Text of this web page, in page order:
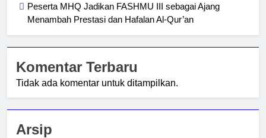
Peserta MHQ Jadikan FASHMU III sebagai Ajang
Menambah Prestasi dan Hafalan Al-Qur’an
Komentar Terbaru
Tidak ada komentar untuk ditampilkan.
Arsip